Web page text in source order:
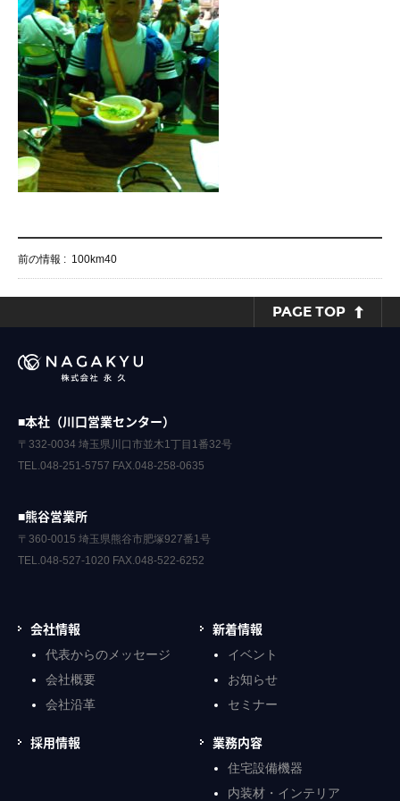
前の情報 : 100km40
PAGE TOP
■本社（川口営業センター）
〒332-0034 埼玉県川口市並木1丁目1番32号
TEL.048-251-5757 FAX.048-258-0635
■熊谷営業所
〒360-0015 埼玉県熊谷市肥塚927番1号
TEL.048-527-1020 FAX.048-522-6252
会社情報
代表からのメッセージ
会社概要
会社沿革
新着情報
イベント
お知らせ
セミナー
採用情報 業務内容
住宅設備機器
内装材・インテリア